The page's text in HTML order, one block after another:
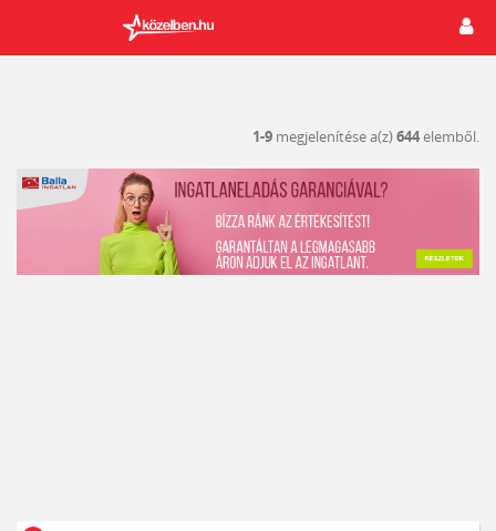
1-9 megjelenítése a(z)644elemből.